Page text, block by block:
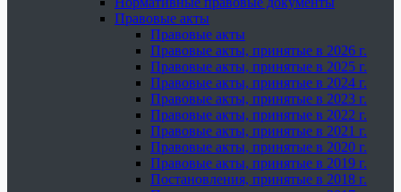
Правовые акты
Правовые акты
Правовые акты, принятые в 2026 г.
Правовые акты, принятые в 2025 г.
Правовые акты, принятые в 2024 г.
Правовые акты, принятые в 2023 г.
Правовые акты, принятые в 2022 г.
Правовые акты, принятые в 2021 г.
Правовые акты, принятые в 2020 г.
Правовые акты, принятые в 2019 г.
Постановления, принятые в 2018 г.